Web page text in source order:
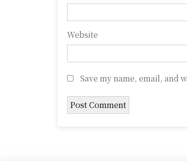
Website
Save my name, email, and